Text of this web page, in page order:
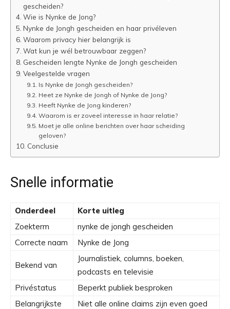
gescheiden?
Wie is Nynke de Jong?
Nynke de Jongh gescheiden en haar privéleven
Waarom privacy hier belangrijk is
Wat kun je wél betrouwbaar zeggen?
Gescheiden lengte Nynke de Jongh gescheiden
Veelgestelde vragen
Is Nynke de Jongh gescheiden?
Heet ze Nynke de Jongh of Nynke de Jong?
Heeft Nynke de Jong kinderen?
Waarom is er zoveel interesse in haar relatie?
Moet je alle online berichten over haar scheiding
geloven?
Conclusie
Snelle informatie
Onderdeel
Korte uitleg
Zoekterm
nynke de jongh gescheiden
Correcte naam
Nynke de Jong
Bekend van
Journalistiek, columns, boeken,
podcasts en televisie
Privéstatus
Beperkt publiek besproken
Belangrijkste
Niet alle online claims zijn even goed